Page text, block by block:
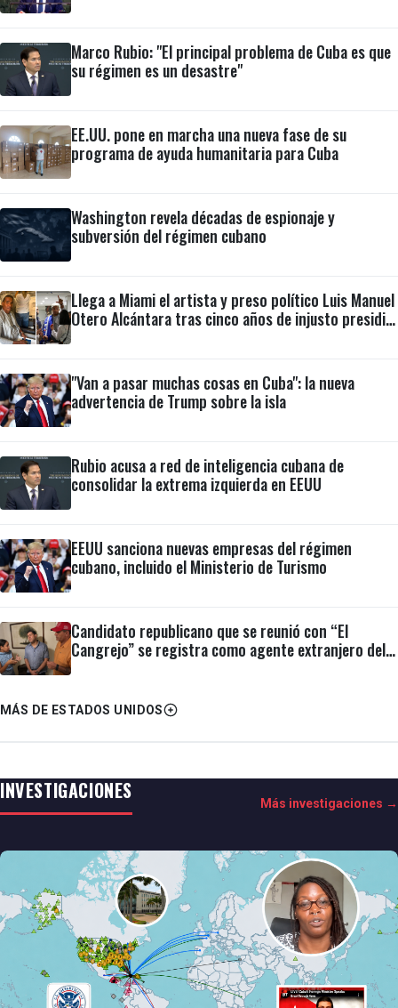
Marco Rubio: "El principal problema de Cuba es que
su régimen es un desastre"
EE.UU. pone en marcha una nueva fase de su
programa de ayuda humanitaria para Cuba
Washington revela décadas de espionaje y
subversión del régimen cubano
Llega a Miami el artista y preso político Luis Manuel
Otero Alcántara tras cinco años de injusto presidio
"Van a pasar muchas cosas en Cuba": la nueva
advertencia de Trump sobre la isla
Rubio acusa a red de inteligencia cubana de
consolidar la extrema izquierda en EEUU
EEUU sanciona nuevas empresas del régimen
cubano, incluido el Ministerio de Turismo
Candidato republicano que se reunió con “El
Cangrejo” se registra como agente extranjero del
MÁS DE ESTADOS UNIDOS
INVESTIGACIONES
Más investigaciones →